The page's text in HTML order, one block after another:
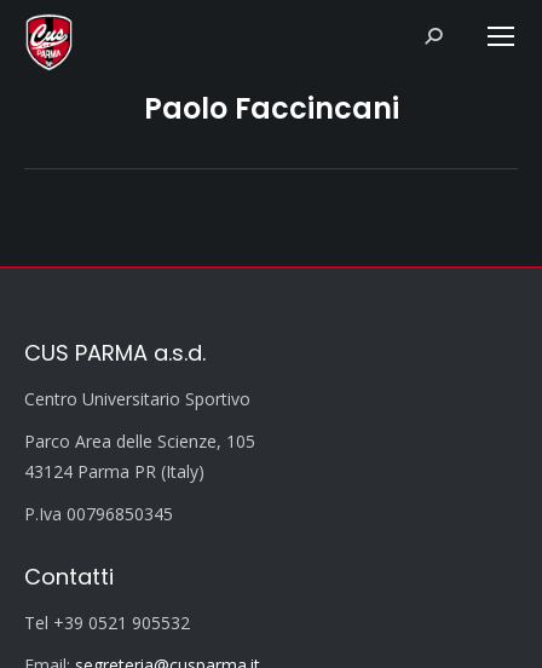
Search:
Paolo Faccincani
CUS PARMA a.s.d.
Centro Universitario Sportivo
Parco Area delle Scienze, 105
43124 Parma PR (Italy)
P.Iva 00796850345
Contatti
Tel +39 0521 905532